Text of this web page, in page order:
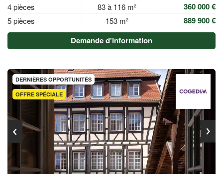
4 pièces 83 à 116 m² 360 000 €
5 pièces 153 m²
889 900 €
Demande d'information
OFFRE SPÉCIALE
DERNIÈRES OPPORTUNITÉS